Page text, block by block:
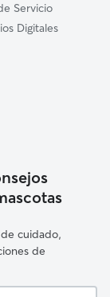
Servicio
Digitales
cuidado,
de